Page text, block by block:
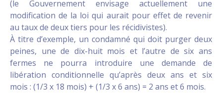
(le Gouvernement envisage actuellement une
modification de la loi qui aurait pour effet de revenir
au taux de deux tiers pour les récidivistes).
À titre d’exemple, un condamné qui doit purger deux
peines, une de dix-huit mois et l’autre de six ans
fermes ne pourra introduire une demande de
libération conditionnelle qu’après deux ans et six
mois : (1/3 x 18 mois) + (1/3 x 6 ans) = 2 ans et 6 mois.